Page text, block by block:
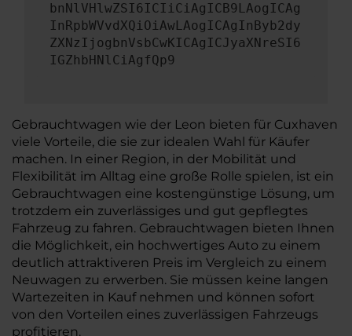
bnNlVHlwZSI6ICIiCiAgICB9LAogICAg
InRpbWVvdXQiOiAwLAogICAgInByb2dy
ZXNzIjogbnVsbCwKICAgICJyaXNreSI6
IGZhbHNlCiAgfQp9
Gebrauchtwagen wie der Leon bieten für Cuxhaven
viele Vorteile, die sie zur idealen Wahl für Käufer
machen. In einer Region, in der Mobilität und
Flexibilität im Alltag eine große Rolle spielen, ist ein
Gebrauchtwagen eine kostengünstige Lösung, um
trotzdem ein zuverlässiges und gut gepflegtes
Fahrzeug zu fahren. Gebrauchtwagen bieten Ihnen
die Möglichkeit, ein hochwertiges Auto zu einem
deutlich attraktiveren Preis im Vergleich zu einem
Neuwagen zu erwerben. Sie müssen keine langen
Wartezeiten in Kauf nehmen und können sofort
von den Vorteilen eines zuverlässigen Fahrzeugs
profitieren.